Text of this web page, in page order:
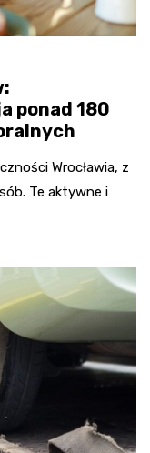
ponad 180
Wrocławia, z
Te aktywne i